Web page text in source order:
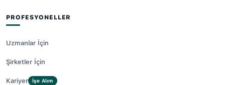
PROFESYONELLER
Uzmanlar İçin
Şirketler İçin
Kariyer İşe Alım